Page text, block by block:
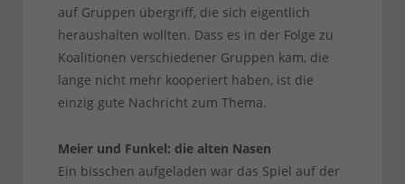
auf Gruppen übergriff, die sich eigentlich
heraushalten wollten. Dass es in der Folge zu
Koalitionen verschiedener Gruppen kam, die
lange nicht mehr kooperiert haben, ist die
einzig gute Nachricht zum Thema.
Meier und Funkel: die alten Nasen
Ein bisschen aufgeladen war das Spiel auf der